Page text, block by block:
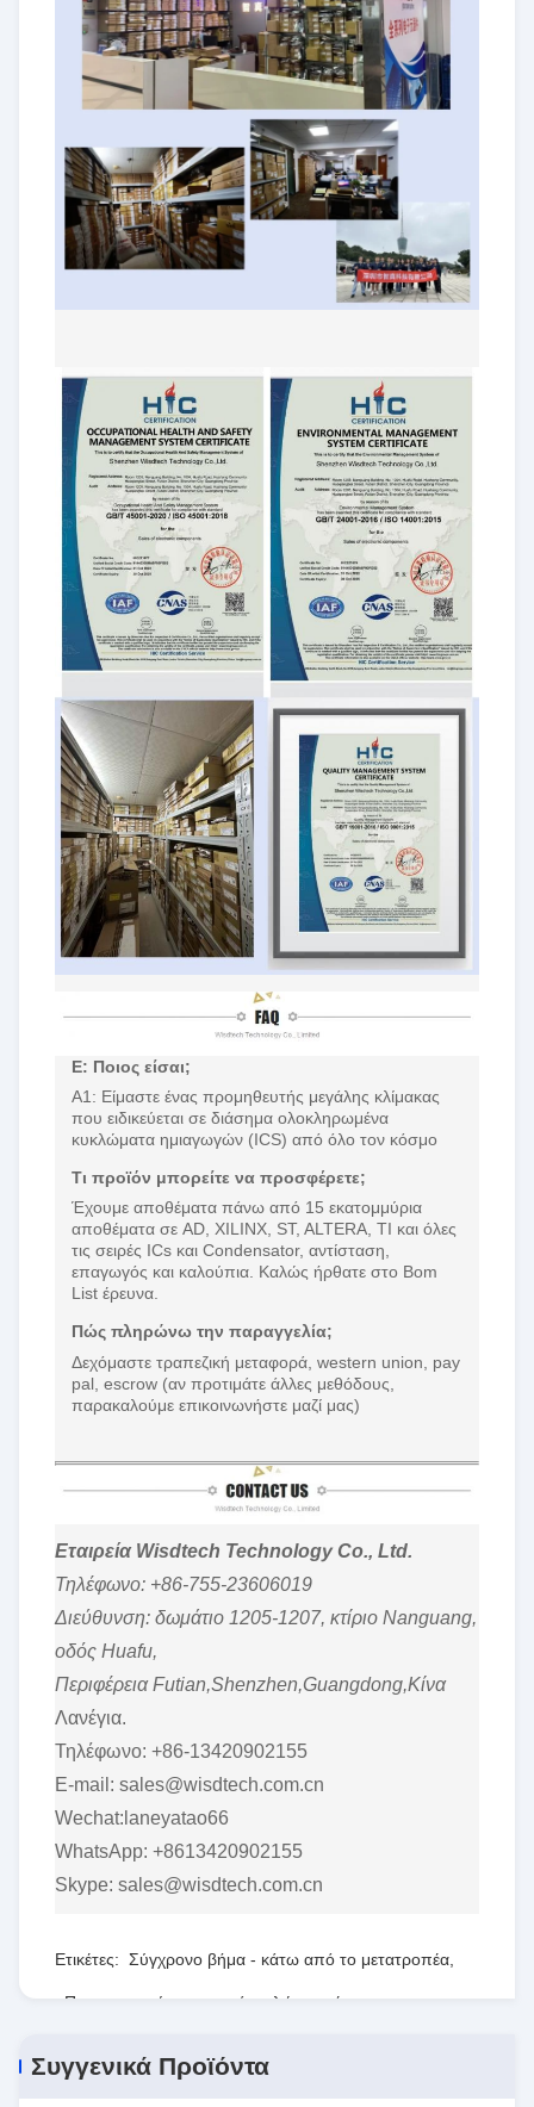
Ε: Ποιος είσαι;
Α1: Είμαστε ένας προμηθευτής μεγάλης κλίμακας
που ειδικεύεται σε διάσημα ολοκληρωμένα
κυκλώματα ημιαγωγών (ICS) από όλο τον κόσμο
Τι προϊόν μπορείτε να προσφέρετε;
Έχουμε αποθέματα πάνω από 15 εκατομμύρια
αποθέματα σε AD, XILINX, ST, ALTERA, TI και όλες
τις σειρές ICs και Condensator, αντίσταση,
επαγωγός και καλούπια. Καλώς ήρθατε στο Bom
List έρευνα.
Πώς πληρώνω την παραγγελία;
Δεχόμαστε τραπεζική μεταφορά, western union, pay
pal, escrow (αν προτιμάτε άλλες μεθόδους,
παρακαλούμε επικοινωνήστε μαζί μας)
Εταιρεία Wisdtech Technology Co., Ltd.
Τηλέφωνο: +86-755-23606019
Διεύθυνση: δωμάτιο 1205-1207, κτίριο Nanguang,
οδός Huafu,
Περιφέρεια Futian,Shenzhen,Guangdong,Κίνα
Λανέγια.
Τηλέφωνο: +86-13420902155
E-mail: sales@wisdtech.com.cn
Wechat:laneyatao66
WhatsApp: +8613420902155
Skype: sales@wisdtech.com.cn
Ετικέτες: Σύγχρονο βήμα - κάτω από το μετατροπέα
Προγραμματίσημη σειρά πυλών τομέων,
Συγγενικά Προϊόντα